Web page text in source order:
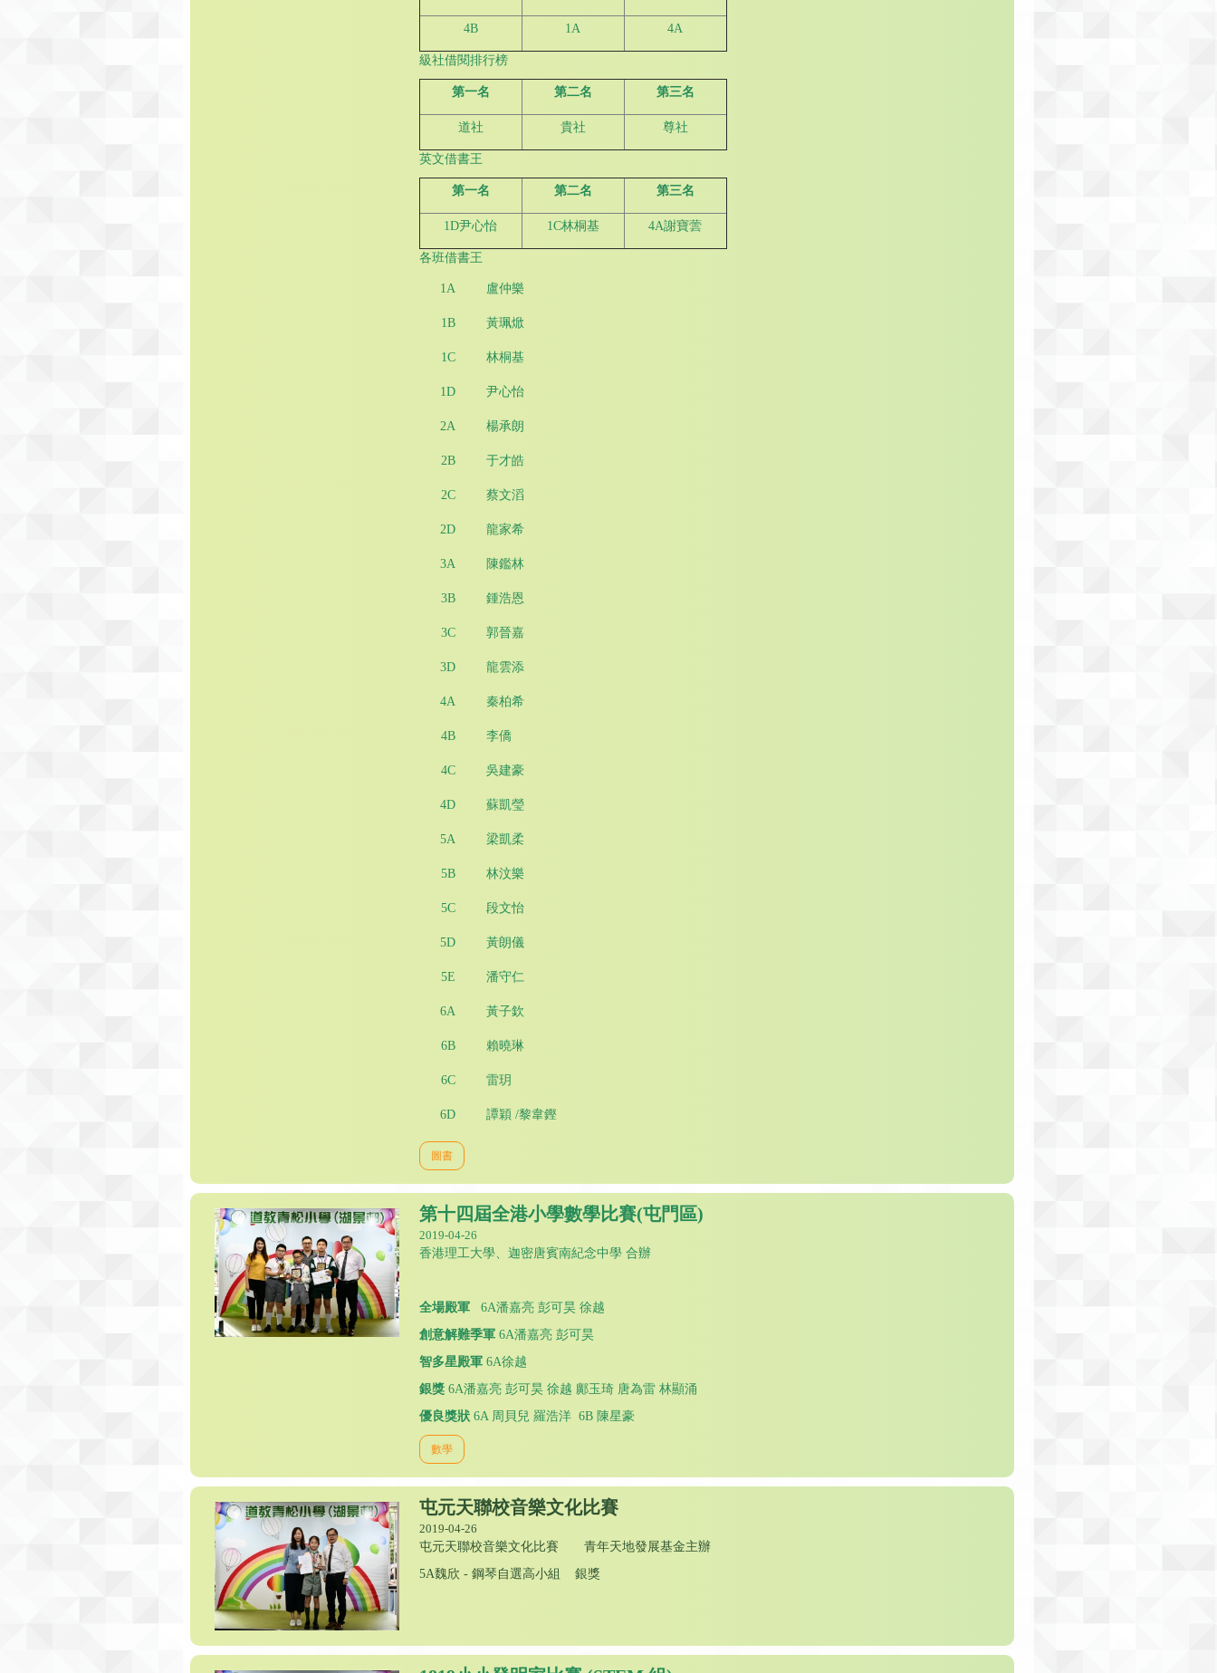
4B 1A 4A
級社借閱排行榜
第一名 第二名 第三名
道社 貴社 尊社
英文借書王
第一名 第二名 第三名
1D尹心怡 1C林桐基 4A謝寶蕓
各班借書王
1A 盧仲樂
1B 黃珮焮
1C 林桐基
1D 尹心怡
2A 楊承朗
2B 于才皓
2C 蔡文滔
2D 龍家希
3A 陳鑑林
3B 鍾浩恩
3C 郭晉嘉
3D 龍雲添
4A 秦柏希
4B 李僑
4C 吳建豪
4D 蘇凱瑩
5A 梁凱柔
5B 林汶樂
5C 段文怡
5D 黃朗儀
5E 潘守仁
6A 黃子欽
6B 賴曉琳
6C 雷玥
6D 譚穎 /黎韋鏗
圖書
第十四屆全港小學數學比賽(屯門區)
2019-04-26
香港理工大學、迦密唐賓南紀念中學 合辦
全場殿軍 6A潘嘉亮 彭可昊 徐越
創意解難季軍6A潘嘉亮 彭可昊
智多星殿軍 6A徐越
銀獎 6A潘嘉亮 彭可昊 徐越 鄺玉琦 唐為雷 林顯涌
優良獎狀 6A 周貝兒 羅浩洋 6B 陳星豪
數學
屯元天聯校音樂文化比賽
2019-04-26
屯元天聯校音樂文化比賽 青年天地發展基金主辦
5A魏欣 - 鋼琴自選高小組 銀獎